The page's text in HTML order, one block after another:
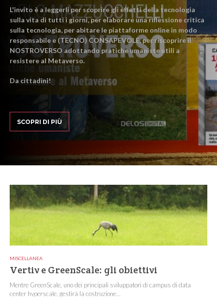
L'invito è a leggerli per scoprire gli effetti della tecnologia
sulla vita di tutti i giorni, per elaborare una riflessione critica
sulla tecnologia, per abitare le piattaforme online in modo
responsabile e (TECNO) CONSAPEVOLE, per riscoprire il
NOSTROVERSO adottando pratiche umaniste utili a
resistere al Metaverso.
Da cittadini!
SCOPRI DI PIÙ
MISCELLANEA
Vertiv e GreenScale: gli obiettivi
Mentre GreenScale, uno dei principali sviluppatori di campus di data
center hyperscale, gestirà la costruzione...